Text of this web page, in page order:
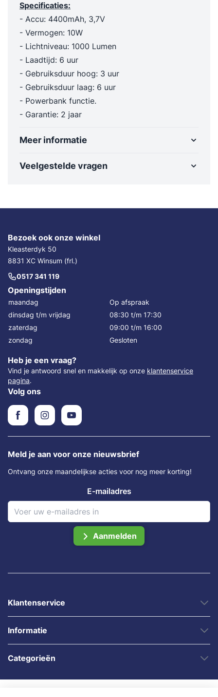
Specificaties:
- Accu: 4400mAh, 3,7V
- Vermogen: 10W
- Lichtniveau: 1000 Lumen
- Laadtijd: 6 uur
- Gebruiksduur hoog: 3 uur
- Gebruiksduur laag: 6 uur
- Powerbank functie.
- Garantie: 2 jaar
Meer informatie
Veelgestelde vragen
Bezoek ook onze winkel
Kleasterdyk 50
8831 XC Winsum (frl.)
0517 341 119
Openingstijden
maandag
Op afspraak
dinsdag t/m vrijdag
08:30 t/m 17:30
zaterdag
09:00 t/m 16:00
zondag
Gesloten
Heb je een vraag?
Vind je antwoord snel en makkelijk op onze klantenservice
pagina.
Volg ons
Meld je aan voor onze nieuwsbrief
Ontvang onze maandelijkse acties voor nog meer korting!
E-mailadres
Aanmelden
Klantenservice
Informatie
Categorieën